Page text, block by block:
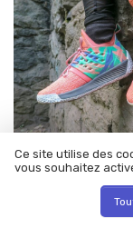
Critères de Sélection •
compartiment
guide ultime pour
meilleur modèle
Ce site utilise des
vous souhaitez